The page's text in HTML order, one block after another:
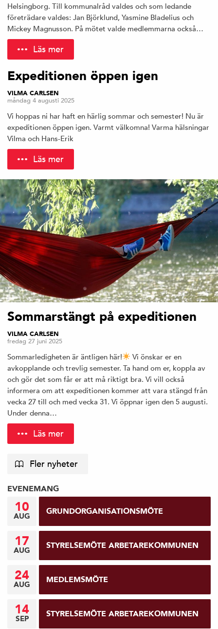
Helsingborg. Till kommunalråd valdes och som ledande
företrädare valdes: Jan Björklund, Yasmine Bladelius och
Mickey Magnusson. På mötet valde medlemmarna också…
Läs mer
Expeditionen öppen igen
VILMA CARLSEN
måndag 4 augusti 2025
Vi hoppas ni har haft en härlig sommar och semester! Nu är
expeditionen öppen igen. Varmt välkomna! Varma hälsningar
Vilma och Hans-Erik
Läs mer
Sommarstängt på expeditionen
VILMA CARLSEN
fredag 27 juni 2025
Sommarledigheten är äntligen här!
Vi önskar er en
avkopplande och trevlig semester. Ta hand om er, koppla av
och gör det som får er att må riktigt bra. Vi vill också
informera om att expeditionen kommer att vara stängd från
vecka 27 till och med vecka 31. Vi öppnar igen den 5 augusti.
Under denna…
Läs mer
Fler nyheter
EVENEMANG
10
AUG GRUNDORGANISATIONSMÖTE
17
AUG STYRELSEMÖTE ARBETAREKOMMUNEN
24
AUG MEDLEMSMÖTE
14
SEP STYRELSEMÖTE ARBETAREKOMMUNEN